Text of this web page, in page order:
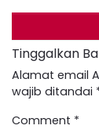
Tinggalkan
Alamat email
wajib ditandai
Comment *